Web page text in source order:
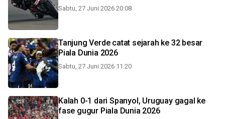
Sabtu, 27 Juni 2026 20:08
Tanjung Verde catat sejarah ke 32 besar
Piala Dunia 2026
Sabtu, 27 Juni 2026 11:20
Kalah 0-1 dari Spanyol, Uruguay gagal ke
fase gugur Piala Dunia 2026